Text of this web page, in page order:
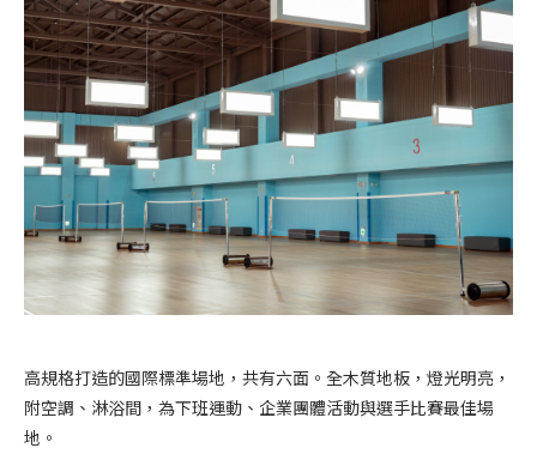
高規格打造的國際標準場地，共有六面。全木質地板，燈光明亮，
附空調、淋浴間，為下班運動、企業團體活動與選手比賽最佳場
地。